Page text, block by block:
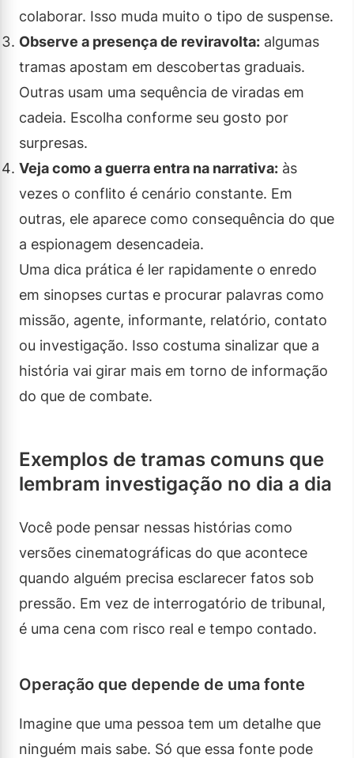
colaborar. Isso muda muito o tipo de suspense.
Observe a presença de reviravolta: algumas
tramas apostam em descobertas graduais.
Outras usam uma sequência de viradas em
cadeia. Escolha conforme seu gosto por
surpresas.
Veja como a guerra entra na narrativa: às
vezes o conflito é cenário constante. Em
outras, ele aparece como consequência do que
a espionagem desencadeia.
Uma dica prática é ler rapidamente o enredo
em sinopses curtas e procurar palavras como
missão, agente, informante, relatório, contato
ou investigação. Isso costuma sinalizar que a
história vai girar mais em torno de informação
do que de combate.
Exemplos de tramas comuns que
lembram investigação no dia a dia
Você pode pensar nessas histórias como
versões cinematográficas do que acontece
quando alguém precisa esclarecer fatos sob
pressão. Em vez de interrogatório de tribunal,
é uma cena com risco real e tempo contado.
Operação que depende de uma fonte
Imagine que uma pessoa tem um detalhe que
ninguém mais sabe. Só que essa fonte pode